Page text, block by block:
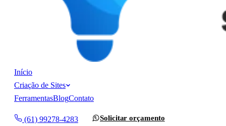
Início
Criação de Sites
FerramentasBlogContato
(61) 99278-4283 Solicitar orçamento